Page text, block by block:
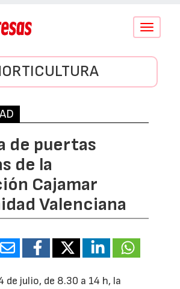
Conmutar
de puertas
de la
Cajamar
Valenciana
de julio, de 8.30 a 14 h, la